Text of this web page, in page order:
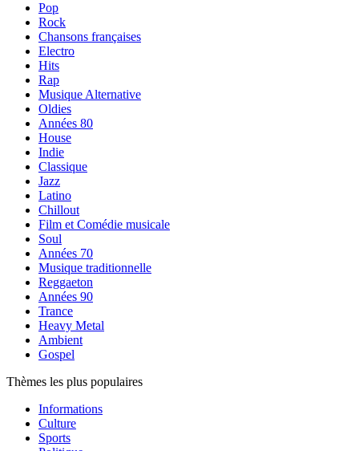
Pop
Rock
Chansons françaises
Electro
Hits
Rap
Musique Alternative
Oldies
Années 80
House
Indie
Classique
Jazz
Latino
Chillout
Film et Comédie musicale
Soul
Années 70
Musique traditionnelle
Reggaeton
Années 90
Trance
Heavy Metal
Ambient
Gospel
Thèmes les plus populaires
Informations
Culture
Sports